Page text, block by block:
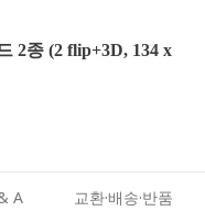
2종 (2 flip+3D, 134 x
A 교환·배송·반품